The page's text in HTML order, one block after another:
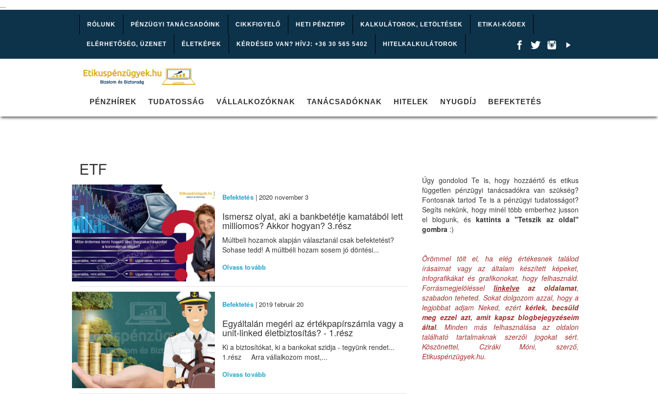
...
RÓLUNK PÉNZÜGYI TANÁCSADÓINK CIKKFIGYELŐ HETI PÉNZTIPP KALKULÁTOROK, LETÖLTÉSEK ETIKAI-KÓDEX
ELÉRHETŐSÉG, ÜZENET ÉLETKÉPEK KÉRDÉSED VAN? HÍVJ: +36 30 565 5402 HITELKALKULÁTOROK
PÉNZHÍREK TUDATOSSÁG VÁLLALKOZÓKNAK TANÁCSADÓKNAK HITELEK NYUGDÍJ BEFEKTETÉS
ETF
Befektetés| 2020 november 3
Ismersz olyat, aki a bankbetétje kamatából lett
milliomos? Akkor hogyan? 3.rész
Múltbeli hozamok alapján választanál csak befektetést?
Sohase tedd! A múltbéli hozam sosem jó döntési...
Olvass tovább
Befektetés| 2019 február 20
Egyáltalán megéri az értékpapírszámla vagy a
unit-linked életbiztosítás? - 1.rész
Ki a biztosítókat, ki a bankokat szidja - tegyünk rendet...
1.rész Arra vállalkozom most,...
Olvass tovább
Úgy gondolod Te is, hogy hozzáértő és etikus
független pénzügyi tanácsadókra van szükség?
Fontosnak tartod Te is a pénzügyi tudatosságot?
Segíts nekünk, hogy minél több emberhez jusson
el blogunk, és kattints a "Tetszik az oldal"
gombra :)
Örömmel tölt el, ha elég értékesnek találod
írásaimat vagy az általam készített képeket,
infografikákat és grafikonokat, hogy felhasználd.
Forrásmegjelöléssel linkelveaz oldalamat,
szabadon teheted. Sokat dolgozom azzal, hogy a
legjobbat adjam Neked, ezért kérlek, becsüld
meg ezzel azt, amit kapsz blogbejegyzéseim
által. Minden más felhasználása az oldalon
található tartalmaknak szerzői jogokat sért.
Köszönettel, Cziráki Móni, szerző,
Etikuspénzügyek.hu.